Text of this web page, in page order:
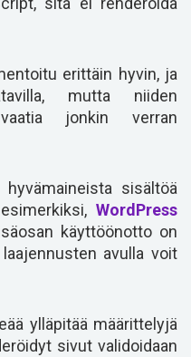
erittäin hyvin, ja
mutta niiden
jonkin verran
hyvämaineista sisältöä
WordPress
käyttöönotto on
avulla voit
ylläpitää määrittelyjä
sivut validoidaan